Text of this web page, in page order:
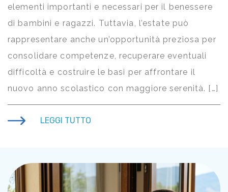
elementi importanti e necessari per il benessere
di bambini e ragazzi. Tuttavia, l’estate può
rappresentare anche un’opportunità preziosa per
consolidare competenze, recuperare eventuali
difficoltà e costruire le basi per affrontare il
nuovo anno scolastico con maggiore serenità. […]
LEGGI TUTTO